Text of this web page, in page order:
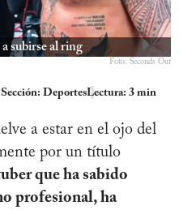
subirse al ring
Foto: Seconds Out
Sección: DeportesLectura: 3 min
a estar en el ojo del
por un título
que ha sabido
profesional, ha